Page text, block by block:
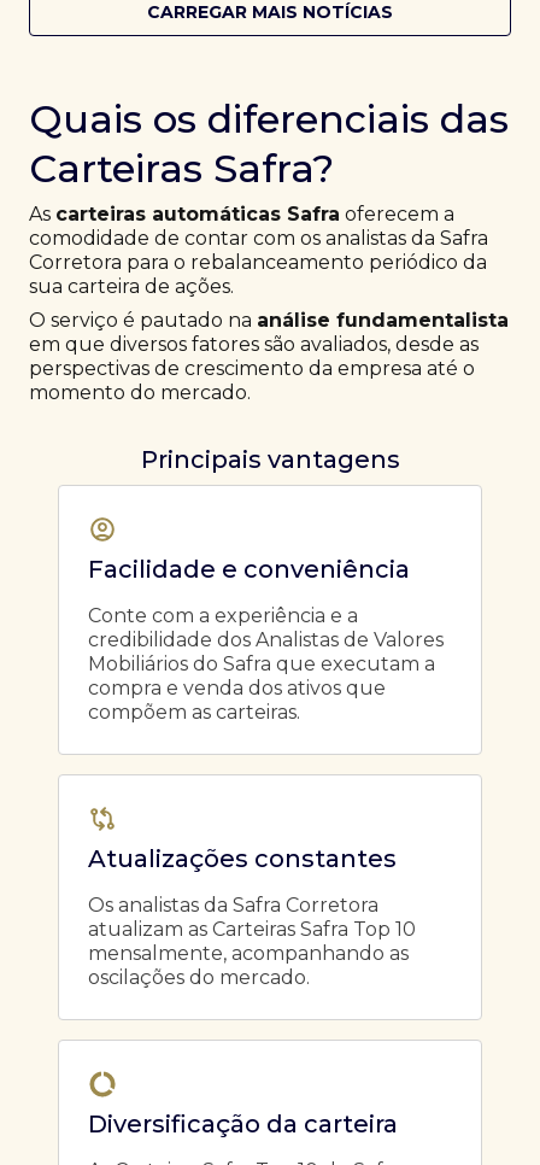
CARREGAR MAIS NOTÍCIAS
Quais os diferenciais das
Carteiras Safra?
As carteiras automáticas Safra oferecem a
comodidade de contar com os analistas da Safra
Corretora para o rebalanceamento periódico da
sua carteira de ações.
O serviço é pautado na análise fundamentalista
em que diversos fatores são avaliados, desde as
perspectivas de crescimento da empresa até o
momento do mercado.
Principais vantagens
Facilidade e conveniência
Conte com a experiência e a
credibilidade dos Analistas de Valores
Mobiliários do Safra que executam a
compra e venda dos ativos que
compõem as carteiras.
Atualizações constantes
Os analistas da Safra Corretora
atualizam as Carteiras Safra Top 10
mensalmente, acompanhando as
oscilações do mercado.
Diversificação da carteira